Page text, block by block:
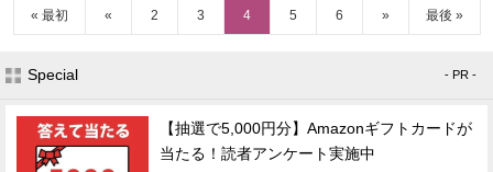
« 最初 « 2 3 4 5 6 » 最後 »
Special - PR -
【抽選で5,000円分】Amazonギフトカードが
当たる！読者アンケート実施中